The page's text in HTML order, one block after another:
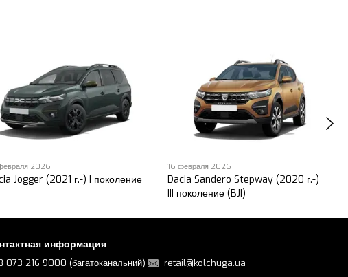
2026
Jogger (2021 г.-) I поколение
16 февраля 2026
Dacia Sandero Stepway (2020 г.-)
III поколение (BJI)
информация
073 216 9000 (багатоканальний)
retail@kolchuga.ua